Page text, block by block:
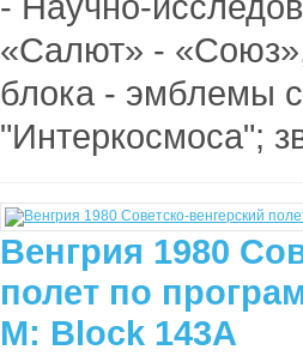
«Салют» -
блока - эмблемы
"Интеркосмоса";
Венгрия 1980
полет по
M: Block 143A